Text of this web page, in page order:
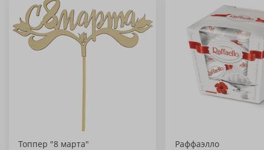
Топпер "8 марта" Раффаэлло